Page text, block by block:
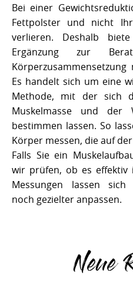
Bei einer
Fettpolster und nicht
verlieren. Deshalb
Ergänzung zur
Es handelt sich um eine
Methode, mit der sich
Muskelmasse und der
bestimmen lassen. So
Körper messen, die auf
Falls Sie ein
wir prüfen, ob es effektiv
Messungen lassen sich
noch gezielter anpassen.
Neue